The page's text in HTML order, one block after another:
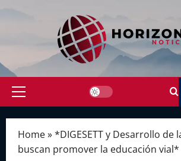
Primary
Home»*DIGESETT y Desarrollo de
buscan promover la educación vial*